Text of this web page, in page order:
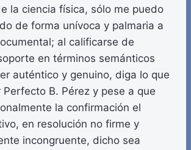
la ciencia física, sólo me puedo
de forma unívoca y palmaria a
al calificarse de
en términos semánticos
auténtico y genuino, diga lo que
Perfecto B. Pérez y pese a que
la confirmación el
en resolución no firme y
incongruente, dicho sea